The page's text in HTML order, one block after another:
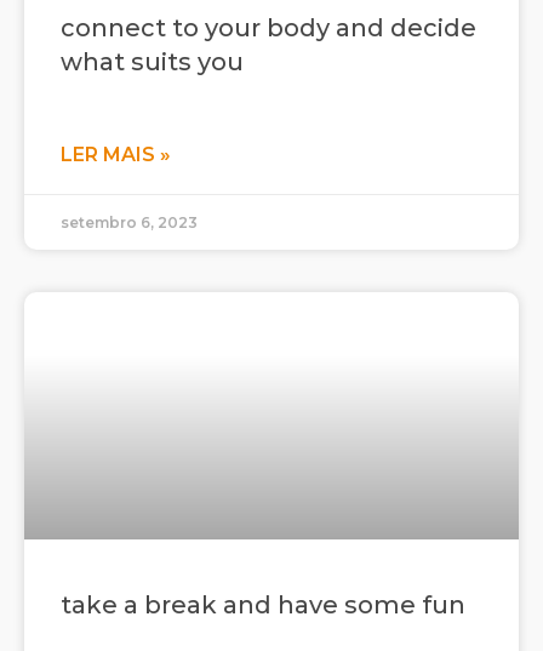
connect to your body and decide
what suits you
LER MAIS »
setembro 6, 2023
take a break and have some fun